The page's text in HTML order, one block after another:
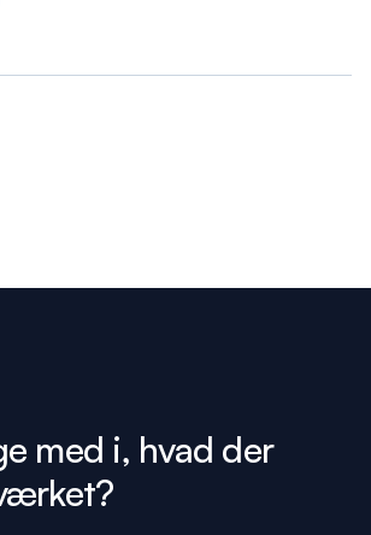
med i, hvad der